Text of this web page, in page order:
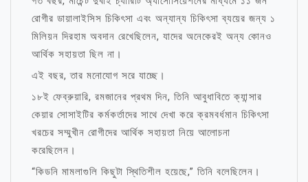
রোগীর ডায়ালাইসিস চিকিৎসা এবং অন্যান্য চিকিৎসা ব্যয়ের জন্য ১
মিলিয়ন দিরহাম অবদান রেখেছিলেন, যাদের অনেকেরই অন্য কোনও
আর্থিক সহায়তা ছিল না।
এই বছর, তার মনোযোগ সরে যাচ্ছে।
১৮ই ফেব্রুয়ারি, রমজানের প্রথম দিন, তিনি আবুধাবিতে ক্যান্সার
কেয়ার সোসাইটির কর্মকর্তাদের সাথে দেখা করে ক্রমবর্ধমান চিকিৎসা
খরচের সম্মুখীন রোগীদের আর্থিক সহায়তা নিয়ে আলোচনা
করেছিলেন।
“কিডনি মামলাগুলি কিছুটা স্থিতিশীল হয়েছে,” তিনি বলেছিলেন।